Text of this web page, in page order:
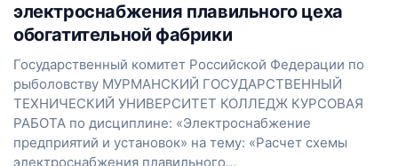
электроснабжения плавильного цеха
обогатительной фабрики
Государственный комитет Российской Федерации по
рыболовству МУРМАНСКИЙ ГОСУДАРСТВЕННЫЙ
ТЕХНИЧЕСКИЙ УНИВЕРСИТЕТ КОЛЛЕДЖ КУРСОВАЯ
РАБОТА по дисциплине: «Электроснабжение
предприятий и установок» на тему: «Расчет схемы
электроснабжения плавильного…